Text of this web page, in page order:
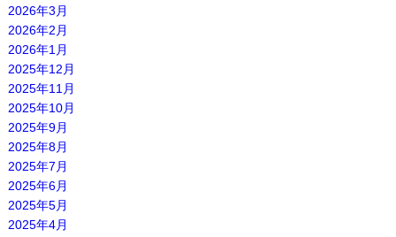
2026年3月
2026年2月
2026年1月
2025年12月
2025年11月
2025年10月
2025年9月
2025年8月
2025年7月
2025年6月
2025年5月
2025年4月